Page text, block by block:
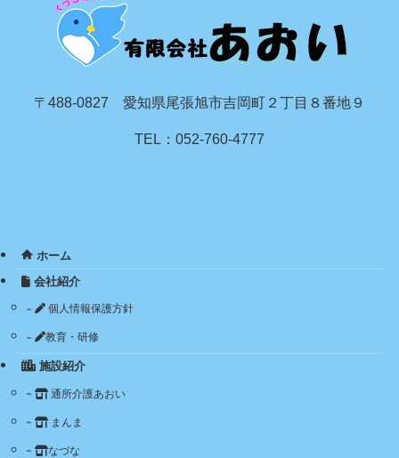
〒488-0827 愛知県尾張旭市吉岡町２丁目８番地９
TEL：052-760-4777
ホーム
会社紹介
個人情報保護方針
教育・研修
施設紹介
通所介護あおい
まんま
なづな